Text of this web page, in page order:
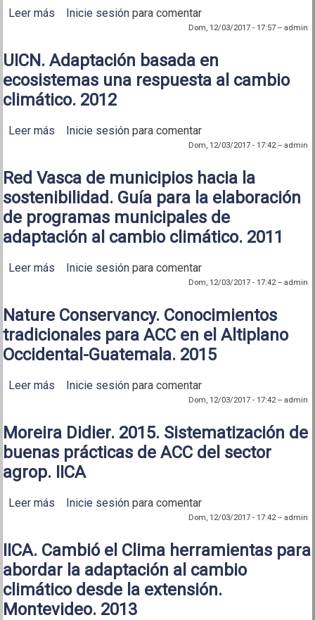
Leer más sobre GIZ. Herramienta ejecución de NAMAs.pdf
Inicie sesión para comentar
Dom, 12/03/2017 - 17:57-- admin
UICN. Adaptación basada en
ecosistemas una respuesta al cambio
climático. 2012
Leer más sobre UICN. Adaptación basada en ecosistemas
una respuesta al cambio climático. 2012
Inicie sesión para comentar
Dom, 12/03/2017 - 17:42-- admin
Red Vasca de municipios hacia la
sostenibilidad. Guía para la elaboración
de programas municipales de
adaptación al cambio climático. 2011
Leer más sobre Red Vasca de municipios hacia la
sostenibilidad. Guía para la elaboración de
climático. 2011
Inicie sesión para comentar
Dom, 12/03/2017 - 17:42-- admin
Nature Conservancy. Conocimientos
tradicionales para ACC en el Altiplano
Occidental-Guatemala. 2015
Leer más sobre Nature Conservancy. Conocimientos
tradicionales para ACC en el Altiplano Occidental-
Inicie sesión para comentar
Dom, 12/03/2017 - 17:42-- admin
Moreira Didier. 2015. Sistematización de
buenas prácticas de ACC del sector
agrop. IICA
Leer más sobre Moreira Didier. 2015. Sistematización de
buenas prácticas de ACC del sector agrop. IICA
Inicie sesión para comentar
Dom, 12/03/2017 - 17:42-- admin
IICA. Cambió el Clima herramientas para
abordar la adaptación al cambio
climático desde la extensión.
Montevideo. 2013